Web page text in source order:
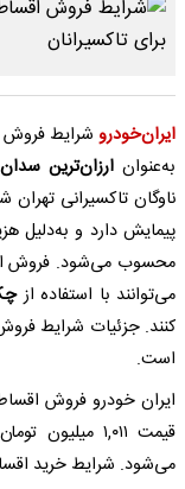
ایران‌خودروشرایط فروش
به‌عنوانارزان‌ترین
پیمایش دارد و به‌دلیل
می‌توانند با استفاده از
کنند. جزئیات شرایط
است.
می‌شود. شرایط خرید